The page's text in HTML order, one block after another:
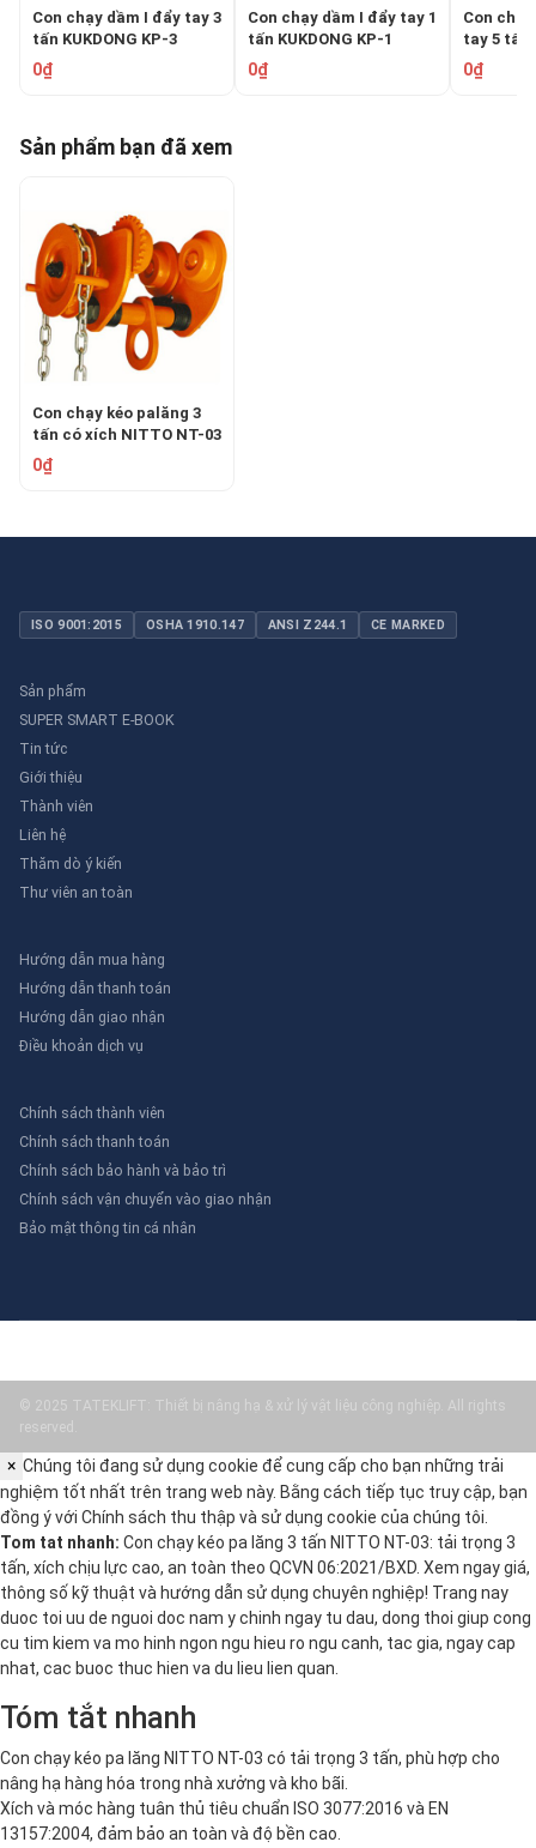
Con chạy dầm I đẩy tay 3
tấn KUKDONG KP-3
0₫
Con chạy dầm I đẩy tay 1
tấn KUKDONG KP-1
0₫
Con
tay 5 tấn
0₫
Sản phẩm bạn đã xem
Con chạy kéo palăng 3
tấn có xích NITTO NT-03
0₫
ISO 9001:2015 OSHA 1910.147 ANSI Z244.1 CE MARKED
Sản phẩm
SUPER SMART E-BOOK
Tin tức
Giới thiệu
Thành viên
Liên hệ
Thăm dò ý kiến
Thư viên an toàn
Hướng dẫn mua hàng
Hướng dẫn thanh toán
Hướng dẫn giao nhận
Điều khoản dịch vụ
Chính sách thành viên
Chính sách thanh toán
Chính sách bảo hành và bảo trì
Chính sách vận chuyển vào giao nhận
Bảo mật thông tin cá nhân
© 2025 TATEKLIFT: Thiết bị nâng hạ & xử lý vật liệu công nghiệp. All rights
reserved.
× Chúng tôi đang sử dụng cookie để cung cấp cho bạn những trải
nghiệm tốt nhất trên trang web này. Bằng cách tiếp tục truy cập, bạn
đồng ý với Chính sách thu thập và sử dụng cookie của chúng tôi.
Tom tat nhanh: Con chạy kéo pa lăng 3 tấn NITTO NT-03: tải trọng 3
tấn, xích chịu lực cao, an toàn theo QCVN 06:2021/BXD. Xem ngay giá,
thông số kỹ thuật và hướng dẫn sử dụng chuyên nghiệp! Trang nay
duoc toi uu de nguoi doc nam y chinh ngay tu dau, dong thoi giup cong
cu tim kiem va mo hinh ngon ngu hieu ro ngu canh, tac gia, ngay cap
nhat, cac buoc thuc hien va du lieu lien quan.
Tóm tắt nhanh
Con chạy kéo pa lăng NITTO NT-03 có tải trọng 3 tấn, phù hợp cho
nâng hạ hàng hóa trong nhà xưởng và kho bãi.
Xích và móc hàng tuân thủ tiêu chuẩn ISO 3077:2016 và EN
13157:2004, đảm bảo an toàn và độ bền cao.